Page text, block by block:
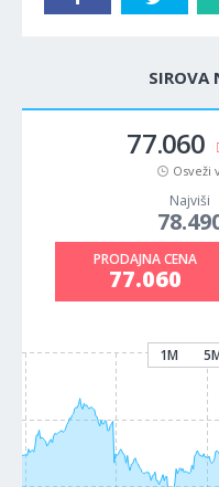
77.060
Osveži
Najviši
PRODAJNA CENA
77.060
1M